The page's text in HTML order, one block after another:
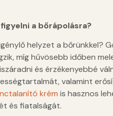
a bőrápolásra?
helyzet a bőrünkkel?
míg hűvösebb időben
és érzékenyebbé
valamint
krém is hasznos
és fiatalságát.